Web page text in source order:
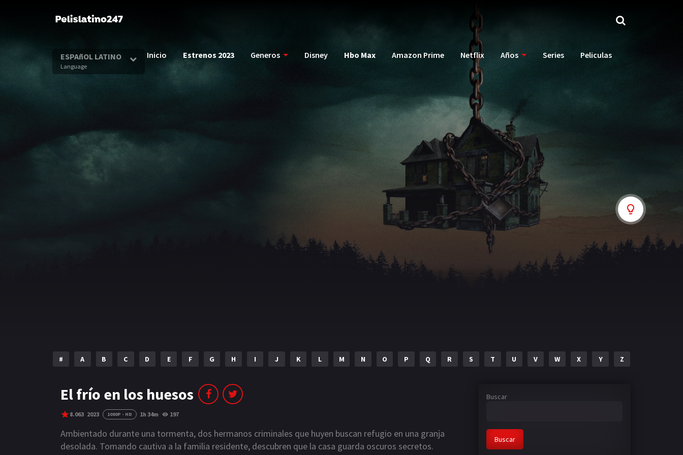
Inicio Estrenos 2023 Generos Disney Hbo Max Amazon Prime Netflix Años Series Peliculas
ESPAñOL LATINO
Language
# A B C D E F G H I J K L M N O P Q R S T U V W X Y Z
El frío en los huesos
8.063 2023 1080P - HD 1h 34m 197
Ambientado durante una tormenta, dos hermanos criminales que huyen buscan refugio en una granja
desolada. Tomando cautiva a la familia residente, descubren que la casa guarda oscuros secretos.
Buscar
Buscar